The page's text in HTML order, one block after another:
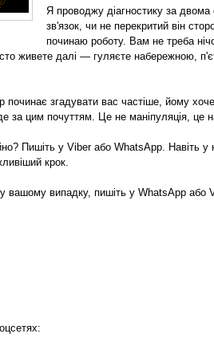
Я проводжу діагностику за
зв'язок, чи не перекритий він
починаю роботу. Вам не треба
живете далі — гуляєте набережною,
починає згадувати вас частіше, йому
за цим почуттям. Це не маніпуляція, це
Пишіть у Viber або WhatsApp. Навіть у
крок.
вашому випадку, пишіть у WhatsApp або